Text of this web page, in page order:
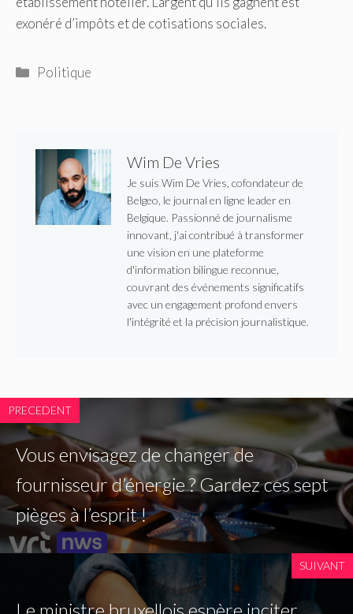
exonéré d’impôts et de cotisations sociales.
Catégories
Politique
Wim De Vries
Je suis Wim De Vries, cofondateur de
Belgeo, le journal en ligne leader en
Belgique. Passionné de journalisme
innovant, j'ai contribué à transformer
une vision en une plateforme
d'information bilingue reconnue,
couvrant des événements significatifs
avec un engagement profond envers
l'intégrité et la précision journalistique.
PRECEDENT
Vous envisagez de changer de
fournisseur d’énergie ? Gardez ces sept
pièges à l’esprit !
SUIVANT